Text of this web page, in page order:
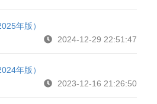
年版）
2024-12-29 22:51:47
年版）
2023-12-16 21:26:50